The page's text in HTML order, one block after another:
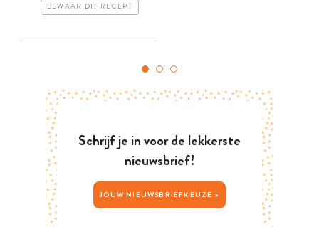
BEWAAR DIT RECEPT
Schrijf je in voor de lekkerste
nieuwsbrief!
JOUW NIEUWSBRIEFKEUZE >